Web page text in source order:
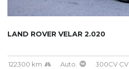
LAND ROVER VELAR 2.020
122300 km Auto. 300CV CV